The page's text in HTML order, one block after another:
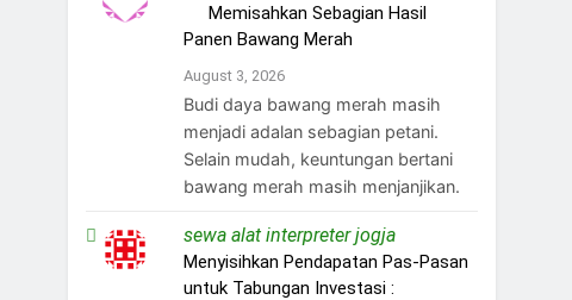
Memisahkan Sebagian Hasil
Panen Bawang Merah
August 3, 2026
Budi daya bawang merah masih
menjadi adalan sebagian petani.
Selain mudah, keuntungan bertani
bawang merah masih menjanjikan.
sewa alat interpreter jogjaon
Menyisihkan Pendapatan Pas-Pasan
untuk Tabungan Investasi :